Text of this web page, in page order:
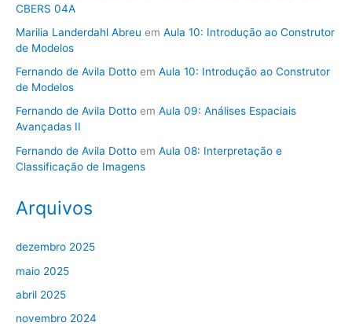
CBERS 04A
Marilia Landerdahl Abreu em Aula 10: Introdução ao Construtor
de Modelos
Fernando de Avila Dotto em Aula 10: Introdução ao Construtor
de Modelos
Fernando de Avila Dotto em Aula 09: Análises Espaciais
Avançadas II
Fernando de Avila Dotto em Aula 08: Interpretação e
Classificação de Imagens
Arquivos
dezembro 2025
maio 2025
abril 2025
novembro 2024